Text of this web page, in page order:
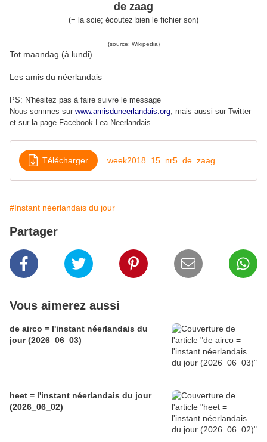
de zaag
(= la scie; écoutez bien le fichier son)
(source: Wikipedia)
Tot maandag (à lundi)
Les amis du néerlandais
PS: N'hésitez pas à faire suivre le message
Nous sommes sur www.amisduneerlandais.org, mais aussi sur Twitter
et sur la page Facebook Lea Neerlandais
Télécharger week2018_15_nr5_de_zaag
#Instant néerlandais du jour
Partager
Vous aimerez aussi
de airco = l'instant néerlandais du
jour (2026_06_03)
heet = l'instant néerlandais du jour
(2026_06_02)